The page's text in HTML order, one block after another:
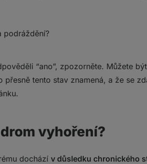
podráždění?
“ano”, zpozorněte. Můžete
přesně tento stav znamená, a že se
vyhoření?
dochází v důsledku chronického